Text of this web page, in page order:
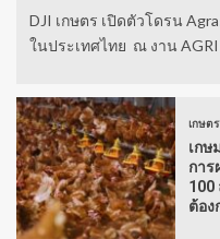
DJI เกษตร เปิดตัวโดรน
ในประเทศไทย ณ งาน
เกษต
เกษ
การ
100
ต้อง